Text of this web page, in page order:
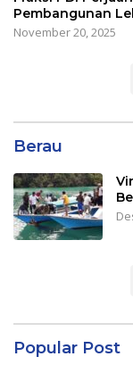
Pembangunan
November 20, 2025
Berau
Popular Post